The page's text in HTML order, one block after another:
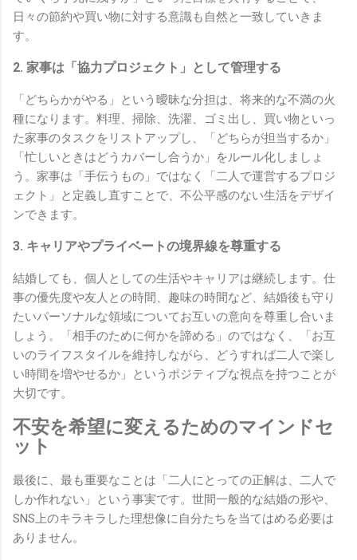
日々の節約や買い物に対する意識も自然と一致していきま
す。
2. 家事は「協力プロジェクト」として管理する
「どちらかがやる」という曖昧な分担は、将来的な不満の火
種になります。料理、掃除、洗濯、ゴミ出し、買い物といっ
た家事のタスクをリストアップし、「どちらが担当するか」
「忙しいときはどうカバーし合うか」をルール化しましょ
う。家事は「手伝うもの」ではなく「二人で運営するプロジ
ェクト」と定義し直すことで、不公平感のない生活をデザイ
ンできます。
3. キャリアやプライベートの境界線を尊重する
結婚しても、個人としての生活やキャリアは継続します。仕
事の優先度や友人との時間、趣味の時間など、結婚後も守り
たいパーソナルな領域についてお互いの意向を尊重し合いま
しょう。「相手のために何かを諦める」のではなく、「お互
いのライフスタイルを維持しながら、どうすれば二人で楽し
い時間を増やせるか」というポジティブな視点を持つことが
大切です。
不安を希望に変えるためのマインドセ
ット
最後に、最も重要なことは「二人にとっての正解は、二人で
しか作れない」という事実です。世間一般的な結婚の形や、
SNS上のキラキラした理想像に自分たちを当てはめる必要は
ありません。